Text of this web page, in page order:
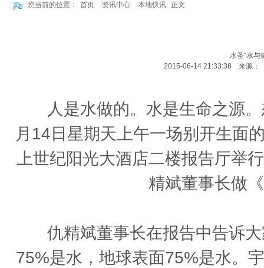
您当前的位置： 首页 资讯中心 本地快讯 正文
水圣“水与
2015-06-14 21:33:38 来源
人是水做的。水是生命之源。
月14日星期天上午一场别开生面
上世纪阳光大酒店二楼报告厅举
精斌董事长做
仇精斌董事长在报告中告诉大
75%是水，地球表面75%是水。